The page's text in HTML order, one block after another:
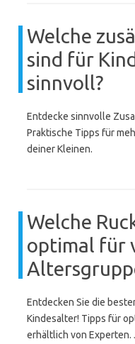
Welche
sind für
sinnvoll?
Entdecke sinnvolle
Praktische Tipps für
deiner Kleinen.
Welche
optimal für
Entdecken Sie die
Kindesalter! Tipps für
erhältlich von